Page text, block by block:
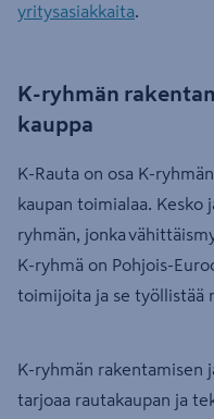
yritysasiakkaita
K-ryhmän
kauppa
K-Rauta on osa K-
kaupan toimialaa. Kesko
ryhmän, jonka
K-ryhmä on Pohjois-
toimijoita ja se työllistää
K-ryhmän rakentamisen
tarjoaa rautakaupan ja